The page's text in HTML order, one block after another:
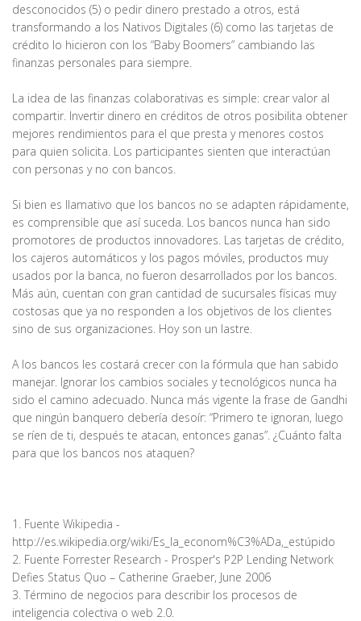
desconocidos (5) o pedir dinero prestado a otros, está
transformando a los Nativos Digitales (6) como las tarjetas de
crédito lo hicieron con los “Baby Boomers” cambiando las
finanzas personales para siempre.
La idea de las finanzas colaborativas es simple: crear valor al
compartir. Invertir dinero en créditos de otros posibilita obtener
mejores rendimientos para el que presta y menores costos
para quien solicita. Los participantes sienten que interactúan
con personas y no con bancos.
Si bien es llamativo que los bancos no se adapten rápidamente,
es comprensible que así suceda. Los bancos nunca han sido
promotores de productos innovadores. Las tarjetas de crédito,
los cajeros automáticos y los pagos móviles, productos muy
usados por la banca, no fueron desarrollados por los bancos.
Más aún, cuentan con gran cantidad de sucursales físicas muy
costosas que ya no responden a los objetivos de los clientes
sino de sus organizaciones. Hoy son un lastre.
A los bancos les costará crecer con la fórmula que han sabido
manejar. Ignorar los cambios sociales y tecnológicos nunca ha
sido el camino adecuado. Nunca más vigente la frase de Gandhi
que ningún banquero debería desoír: “Primero te ignoran, luego
se ríen de ti, después te atacan, entonces ganas”. ¿Cuánto falta
para que los bancos nos ataquen?
1. Fuente Wikipedia -
http://es.wikipedia.org/wiki/Es_la_econom%C3%ADa,_estúpido
2. Fuente Forrester Research - Prosper's P2P Lending Network
Defies Status Quo – Catherine Graeber, June 2006
3. Término de negocios para describir los procesos de
inteligencia colectiva o web 2.0.